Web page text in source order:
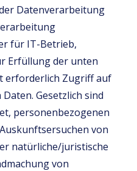
Datenverarbeitung
für IT-Betrieb,
Erfüllung der unten
erforderlich Zugriff auf
Gesetzlich sind
personenbezogenen
von
natürliche/juristische
von